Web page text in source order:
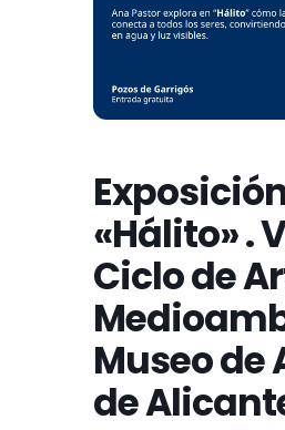
«Hálito» .
Ciclo de
Museo de
de